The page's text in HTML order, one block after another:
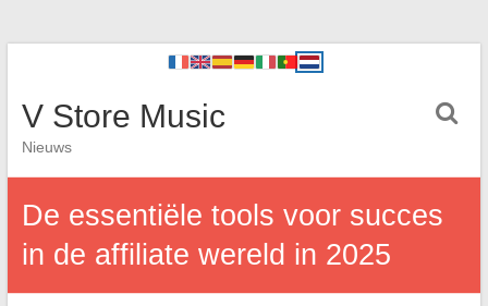
V Store Music
Nieuws
De essentiële tools voor succes
in de affiliate wereld in 2025